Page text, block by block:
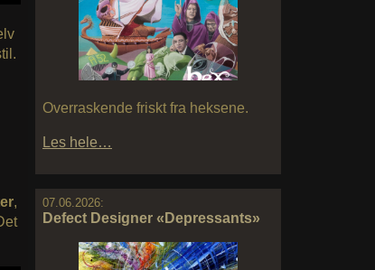
Overraskende friskt fra heksene.
Les hele…
07.06.2026:
Defect Designer «Depressants»
,